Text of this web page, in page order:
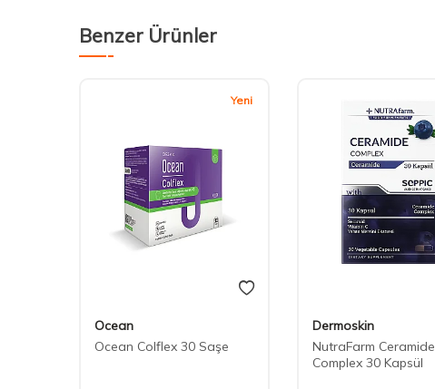
Benzer Ürünler
Yeni
Ocean
Ocean Colflex 30 Saşe
Dermoskin
NutraFarm Ceramide
Complex 30 Kapsül